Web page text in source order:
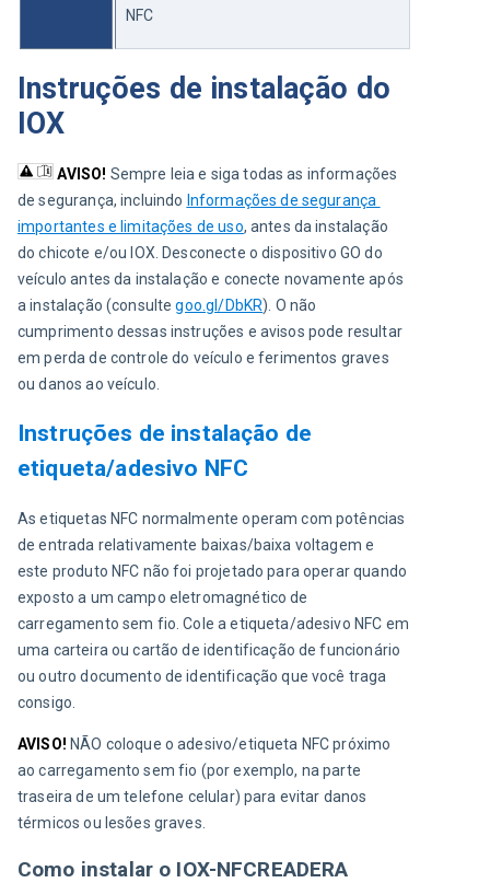
NFC
Instruções de instalação do
IOX
AVISO! Sempre leia e siga todas as informações
de segurança, incluindo Informações de segurança
importantes e limitações de uso, antes da instalação
do chicote e/ou IOX. Desconecte o dispositivo GO do
veículo antes da instalação e conecte novamente após
a instalação (consulte goo.gl/DbKR). O não
cumprimento dessas instruções e avisos pode resultar
em perda de controle do veículo e ferimentos graves
ou danos ao veículo.
Instruções de instalação de
etiqueta/adesivo NFC
As etiquetas NFC normalmente operam com potências
de entrada relativamente baixas/baixa voltagem e
este produto NFC não foi projetado para operar quando
exposto a um campo eletromagnético de
carregamento sem fio. Cole a etiqueta/adesivo NFC em
uma carteira ou cartão de identificação de funcionário
ou outro documento de identificação que você traga
consigo.
AVISO! NÃO coloque o adesivo/etiqueta NFC próximo
ao carregamento sem fio (por exemplo, na parte
traseira de um telefone celular) para evitar danos
térmicos ou lesões graves.
Como instalar o IOX-NFCREADERA